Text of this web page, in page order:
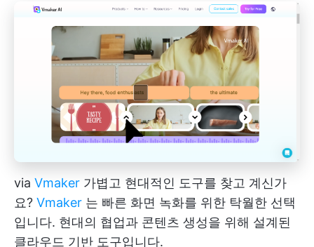
via Vmaker 가볍고 현대적인 도구를 찾고 계신가
요? Vmaker 는 빠른 화면 녹화를 위한 탁월한 선택
입니다. 현대의 협업과 콘텐츠 생성을 위해 설계된
클라우드 기반 도구입니다.